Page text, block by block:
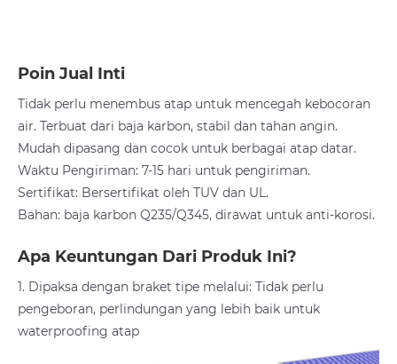
Poin Jual Inti
Tidak perlu menembus atap untuk mencegah kebocoran
air. Terbuat dari baja karbon, stabil dan tahan angin.
Mudah dipasang dan cocok untuk berbagai atap datar.
Waktu Pengiriman: 7-15 hari untuk pengiriman.
Sertifikat: Bersertifikat oleh TUV dan UL.
Bahan: baja karbon Q235/Q345, dirawat untuk anti-korosi.
Apa Keuntungan Dari Produk Ini?
1. Dipaksa dengan braket tipe melalui: Tidak perlu
pengeboran, perlindungan yang lebih baik untuk
waterproofing atap